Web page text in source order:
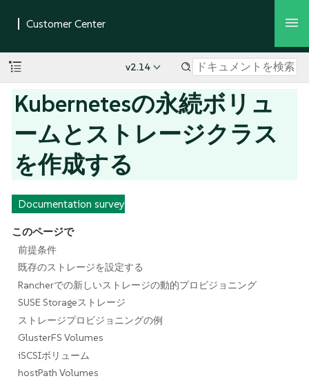
v2.14
Kubernetesの永続ボリュ
ームとストレージクラス
を作成する
Documentation survey
このページで
前提条件
既存のストレージを設定する
Rancherでの新しいストレージの動的プロビジョニング
SUSE Storageストレージ
ストレージプロビジョニングの例
GlusterFS Volumes
iSCSIボリューム
hostPath Volumes